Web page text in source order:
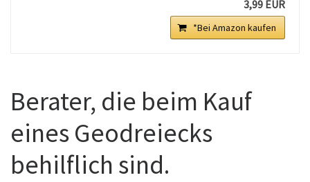
3,99 EUR
*Bei Amazon kaufen
Berater, die beim Kauf
eines Geodreiecks
behilflich sind.